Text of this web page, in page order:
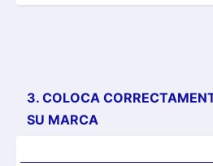
3. COLOCA
SU MARCA